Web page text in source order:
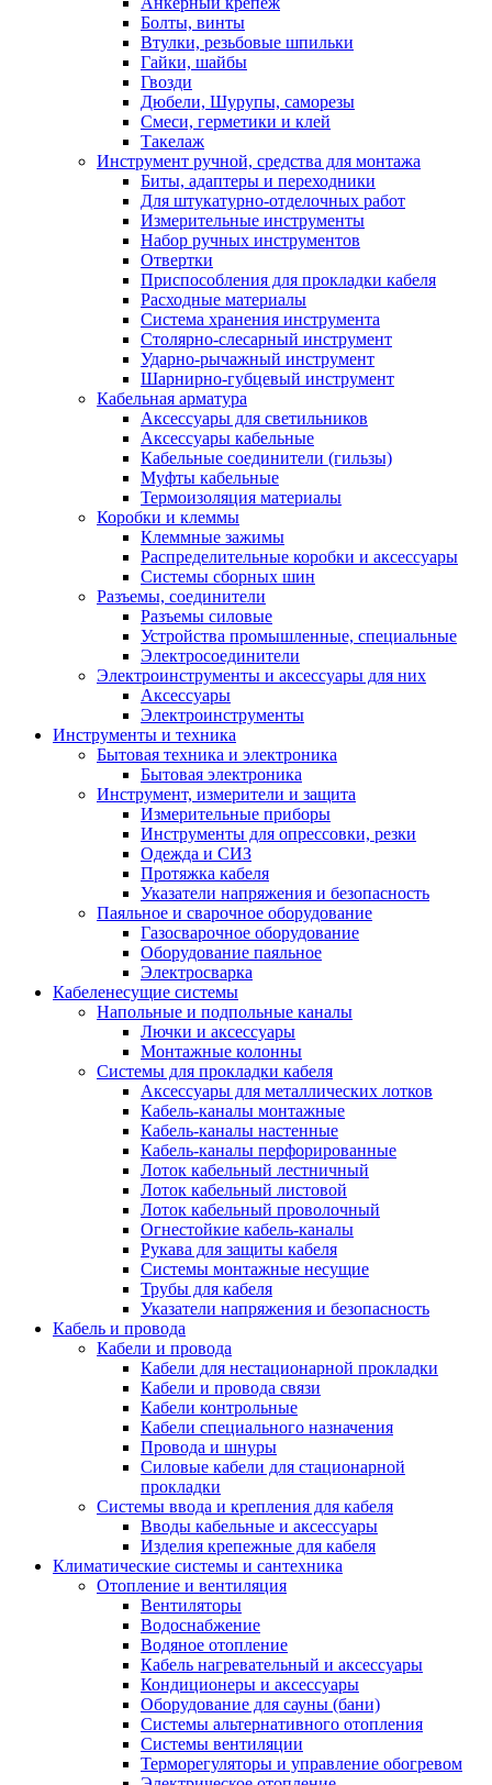
Болты, винты
Втулки, резьбовые шпильки
Гайки, шайбы
Гвозди
Дюбели, Шурупы, саморезы
Смеси, герметики и клей
Такелаж
Инструмент ручной, средства для монтажа
Биты, адаптеры и переходники
Для штукатурно-отделочных работ
Измерительные инструменты
Набор ручных инструментов
Отвертки
Приспособления для прокладки кабеля
Расходные материалы
Система хранения инструмента
Столярно-слесарный инструмент
Ударно-рычажный инструмент
Шарнирно-губцевый инструмент
Кабельная арматура
Аксессуары для светильников
Аксессуары кабельные
Кабельные соединители (гильзы)
Муфты кабельные
Термоизоляция материалы
Коробки и клеммы
Клеммные зажимы
Распределительные коробки и аксессуары
Системы сборных шин
Разъемы, соединители
Разъемы силовые
Устройства промышленные, специальные
Электросоединители
Электроинструменты и аксессуары для них
Аксессуары
Электроинструменты
Инструменты и техника
Бытовая техника и электроника
Бытовая электроника
Инструмент, измерители и защита
Измерительные приборы
Инструменты для опрессовки, резки
Одежда и СИЗ
Протяжка кабеля
Указатели напряжения и безопасность
Паяльное и сварочное оборудование
Газосварочное оборудование
Оборудование паяльное
Электросварка
Кабеленесущие системы
Напольные и подпольные каналы
Лючки и аксессуары
Монтажные колонны
Системы для прокладки кабеля
Аксессуары для металлических лотков
Кабель-каналы монтажные
Кабель-каналы настенные
Кабель-каналы перфорированные
Лоток кабельный лестничный
Лоток кабельный листовой
Лоток кабельный проволочный
Огнестойкие кабель-каналы
Рукава для защиты кабеля
Системы монтажные несущие
Трубы для кабеля
Указатели напряжения и безопасность
Кабель и провода
Кабели и провода
Кабели для нестационарной прокладки
Кабели и провода связи
Кабели контрольные
Кабели специального назначения
Провода и шнуры
Силовые кабели для стационарной
прокладки
Системы ввода и крепления для кабеля
Вводы кабельные и аксессуары
Изделия крепежные для кабеля
Климатические системы и сантехника
Отопление и вентиляция
Вентиляторы
Водоснабжение
Водяное отопление
Кабель нагревательный и аксессуары
Кондиционеры и аксессуары
Оборудование для сауны (бани)
Системы альтернативного отопления
Системы вентиляции
Терморегуляторы и управление обогревом